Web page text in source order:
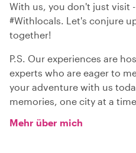
With us, you don't just visit
#Withlocals. Let's conjure
together!
P.S. Our experiences are
experts who are eager to
your adventure with us
memories, one city at a
Mehr über mich